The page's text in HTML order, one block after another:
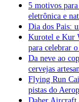
5 motivos
eletrônica e
Dia dos Pais:
Kurotel e Kur
para celebrar
Da neve ao
cervejas
Flying Run
pistas do